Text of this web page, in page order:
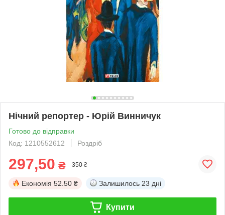
Нічний репортер - Юрій Винничук
Готово до відправки
Код: 1210552612
Роздріб
297,50 ₴ 350 ₴
Економія 52.50 ₴ Залишилось 23 дні
Купити